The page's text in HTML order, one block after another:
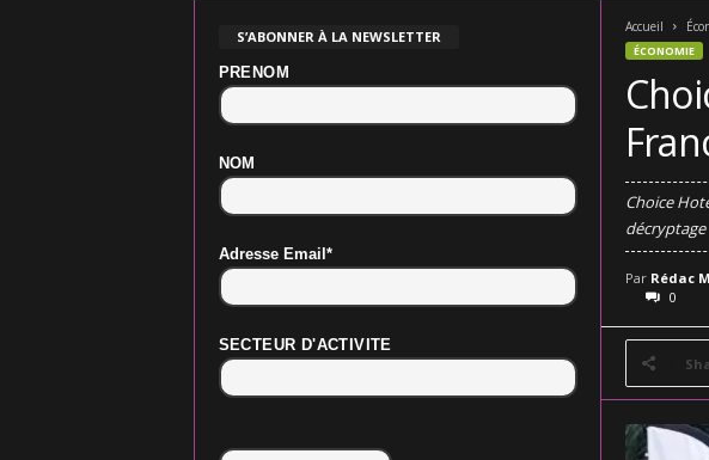
Accueil
ÉCONOMIE
Choice
décryptage
Par Rédac
0
S’ABONNER À LA NEWSLETTER
PRENOM
NOM
Adresse Email*
SECTEUR D'ACTIVITE